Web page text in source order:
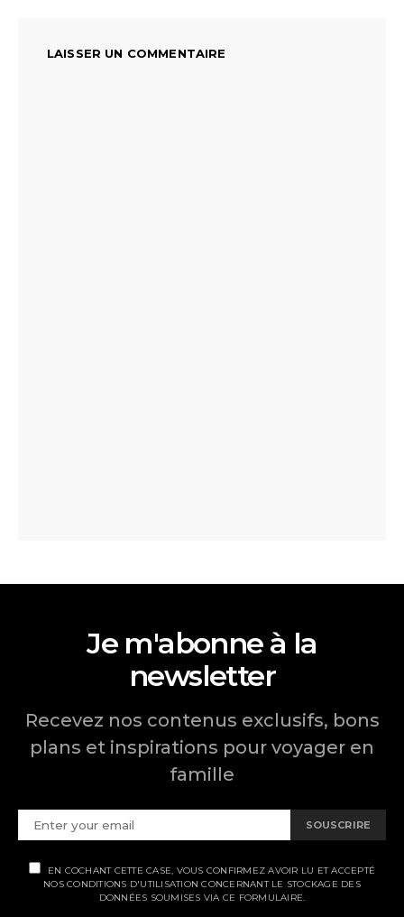
LAISSER UN COMMENTAIRE
Je m'abonne à la
newsletter
Recevez nos contenus exclusifs, bons
plans et inspirations pour voyager en
famille
SOUSCRIRE
EN COCHANT CETTE CASE, VOUS CONFIRMEZ AVOIR LU ET ACCEPTÉ
NOS CONDITIONS D'UTILISATION CONCERNANT LE STOCKAGE DES
DONNÉES SOUMISES VIA CE FORMULAIRE.